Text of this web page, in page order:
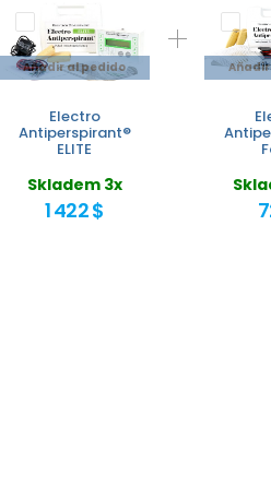
Añadir al pedido
Electro
Antiperspirant®
ELITE
Skladem 3x
1 422 $